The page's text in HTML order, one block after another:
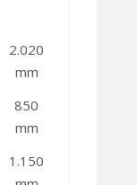
2.020
mm
850
mm
1.150